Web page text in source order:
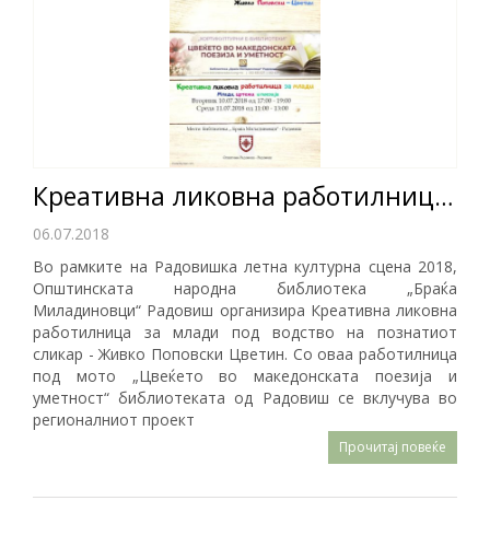
Креативна ликовна работилница за млади со Живко Поповски - Цветин
06.07.2018
Во рамките на Радовишка летна културна сцена 2018,
Општинската народна библиотека „Браќа
Миладиновци“ Радовиш организира Креативна ликовна
работилница за млади под водство на познатиот
сликар - Живко Поповски Цветин. Со оваа работилница
под мото „Цвеќето во македонската поезија и
уметност“ библиотеката од Радовиш се вклучува во
регионалниот проект
Прочитај повеќе